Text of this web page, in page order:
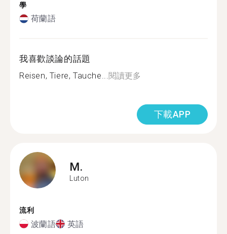
學
荷蘭語
我喜歡談論的話題
Reisen, Tiere, Tauche...閱讀更多
下載APP
M.
Luton
流利
波蘭語 英語